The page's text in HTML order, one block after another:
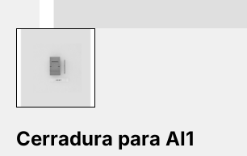
Cerradura para AI1